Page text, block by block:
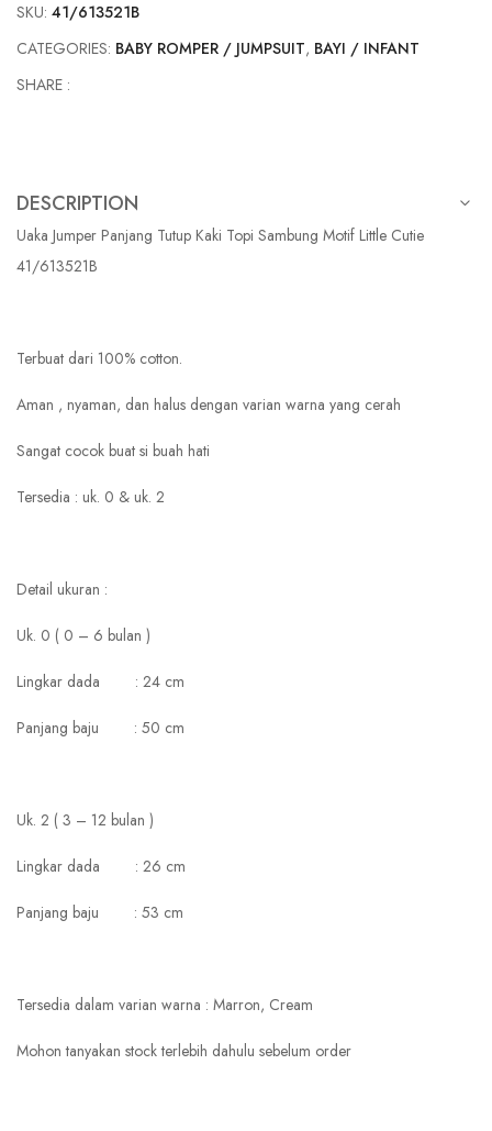
Motif
Little
41/613521B
SKU: 41/613521B
CATEGORIES: BABY ROMPER / JUMPSUIT, BAYI / INFANT
SHARE :
DESCRIPTION
Uaka Jumper Panjang Tutup Kaki Topi Sambung Motif Little Cutie
41/613521B
Terbuat dari 100% cotton.
Aman , nyaman, dan halus dengan varian warna yang cerah
Sangat cocok buat si buah hati
Tersedia : uk. 0 & uk. 2
Detail ukuran :
Uk. 0 ( 0 – 6 bulan )
Lingkar dada : 24 cm
Panjang baju : 50 cm
Uk. 2 ( 3 – 12 bulan )
Lingkar dada : 26 cm
Panjang baju : 53 cm
Tersedia dalam varian warna : Marron, Cream
Mohon tanyakan stock terlebih dahulu sebelum order